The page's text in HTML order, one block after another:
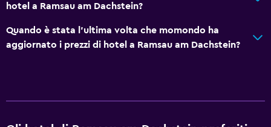
hotel a Ramsau am Dachstein?
Quando è stata l'ultima volta che momondo ha
aggiornato i prezzi di hotel a Ramsau am Dachstein?